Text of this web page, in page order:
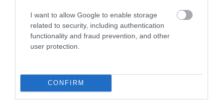
I want to allow Google to enable storage
related to security, including authentication
functionality and fraud prevention, and other
user protection.
CONFIRM
SZEPTEMBERTŐL
– MIT JELENT EZ A BETEGEK
SZÁMÁRA?